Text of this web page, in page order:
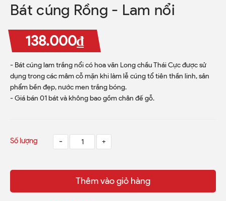
Bát cúng Rồng - Lam nổi
138.000₫
- Bát cúng lam trắng nổi có hoa văn Long chầu Thái Cực được sử
dụng trong các mâm cỗ mặn khi làm lễ cúng tổ tiên thần linh, sản
phẩm bền đẹp, nước men trắng bóng.
- Giá bán 01 bát và không bao gồm chân đế gỗ.
Số lượng - +
Thêm vào giỏ hàng